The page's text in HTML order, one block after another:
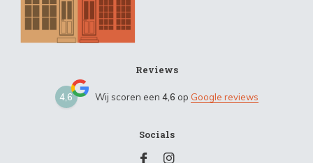
Reviews
4,6 Wij scoren een 4,6 op Google reviews
Socials